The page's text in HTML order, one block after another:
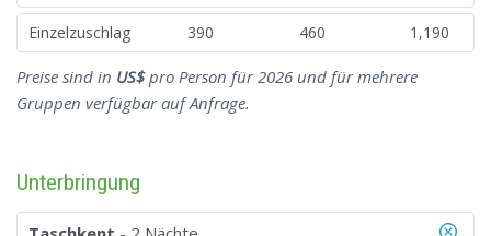
Einzelzuschlag 390 460 1,190
Preise sind in US$pro Person für 2026 und für mehrere
Gruppen verfügbar auf Anfrage.
Unterbringung